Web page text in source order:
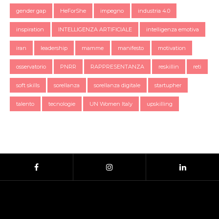
gender gap HeForShe impegno industria 4.0
inspiration INTELLIGENZA ARTIFICIALE intelligenza emotiva
iran leadership mamme manifesto motivation
osservatorio PNRR RAPPRESENTANZA reskillin reti
soft skills sorellanza sorellanza digitale startupher
talento tecnologie UN Women Italy upskilling